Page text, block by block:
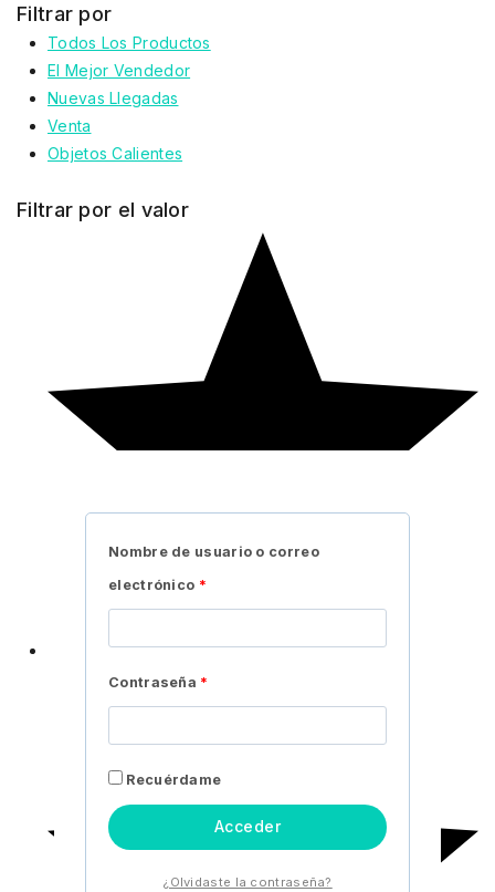
Filtrar por
Todos Los Productos
El Mejor Vendedor
Nuevas Llegadas
Venta
Objetos Calientes
Filtrar por el valor
Nombre de usuario o correo
electrónico *
Contraseña *
Recuérdame
Acceder
¿Olvidaste la contraseña?